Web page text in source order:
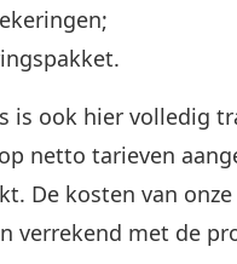
is ook hier volledig
netto tarieven
De kosten van
verrekend met de